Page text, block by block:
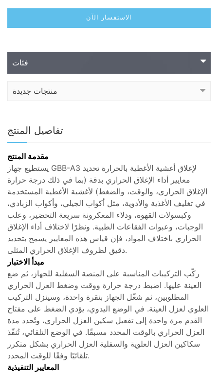
الاستفسار الآن
فئات
منتجات جديدة
تفاصيل المنتج
مقدمة المنتج
يستطيع جهاز GBB-A3 لإغلاق أغشية الأغطية بالحرارة تحديد
معايير أداء الإغلاق الحراري بدقة (بما في ذلك درجة حرارة
الإغلاق الحراري، والوقت، والضغط) لأغشية الأغطية المستخدمة
في تغليف الأغذية والأدوية، مثل أكواب الجيلي، وأكواب الزبادي،
وكبسولات القهوة، ودلاء المعكرونة سريعة التحضير، وعلب
الوجبات، وعبوات الفقاعات الطبية. ونظرًا لاختلاف أداء الإغلاق
الحراري باختلاف المواد، فإن قياس هذه المعايير يسمح بتحديد
دقيق لظروف الإغلاق الحراري المثلى.
مبدأ الاختبار
ركّب التركيبات المناسبة على المنصة السفلية للجهاز، ثم ضع
العينة عليها. اضبط درجة حرارة ووقت وضغط العزل الحراري
المطلوبين، ثم شغّل الجهاز بنقرة واحدة، وسينزل التركيب
العلوي لعزل العينة. في الوضع اليدوي، يؤدي الضغط على مفتاح
القدم مرة واحدة إلى تفعيل سكين العزل الحراري، وتُحدد مدة
العزل الحراري بالوقت المحدد مسبقًا. في الوضع التلقائي، تُنفّذ
سكاكين العزل العلوية والسفلية العزل الحراري بشكل متكرر
تلقائيًا وفقًا للوقت المحدد.
المعايير التنفيذية